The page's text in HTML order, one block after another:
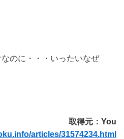
のに・・・いったいなぜ
取得元：You
articles/31574234.html